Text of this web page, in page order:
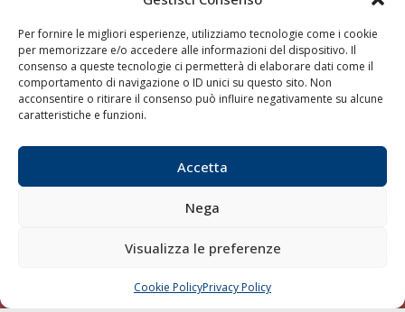
Per fornire le migliori esperienze, utilizziamo tecnologie come i cookie
per memorizzare e/o accedere alle informazioni del dispositivo. Il
consenso a queste tecnologie ci permetterà di elaborare dati come il
comportamento di navigazione o ID unici su questo sito. Non
acconsentire o ritirare il consenso può influire negativamente su alcune
caratteristiche e funzioni.
Accetta
Nega
Visualizza le preferenze
Cookie PolicyPrivacy Policy
Shipping
Porti/Interporti
Trasporti
Blue economy
Chi siamo
Contatti
CHIAMA SCRIVI